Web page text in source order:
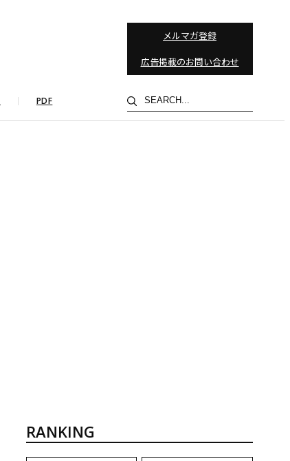
メルマガ登録
広告掲載のお問い合わせ
PDF
検
索
RANKING